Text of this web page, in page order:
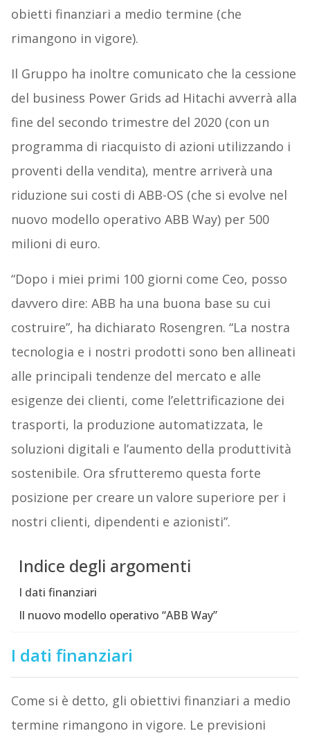
obietti finanziari a medio termine (che
rimangono in vigore).
Il Gruppo ha inoltre comunicato che la cessione
del business Power Grids ad Hitachi avverrà alla
fine del secondo trimestre del 2020 (con un
programma di riacquisto di azioni utilizzando i
proventi della vendita), mentre arriverà una
riduzione sui costi di ABB-OS (che si evolve nel
nuovo modello operativo ABB Way) per 500
milioni di euro.
“Dopo i miei primi 100 giorni come Ceo, posso
davvero dire: ABB ha una buona base su cui
costruire”, ha dichiarato Rosengren. “La nostra
tecnologia e i nostri prodotti sono ben allineati
alle principali tendenze del mercato e alle
esigenze dei clienti, come l’elettrificazione dei
trasporti, la produzione automatizzata, le
soluzioni digitali e l’aumento della produttività
sostenibile. Ora sfrutteremo questa forte
posizione per creare un valore superiore per i
nostri clienti, dipendenti e azionisti”.
Indice degli argomenti
I dati finanziari
Il nuovo modello operativo “ABB Way”
I dati finanziari
Come si è detto, gli obiettivi finanziari a medio
termine rimangono in vigore. Le previsioni